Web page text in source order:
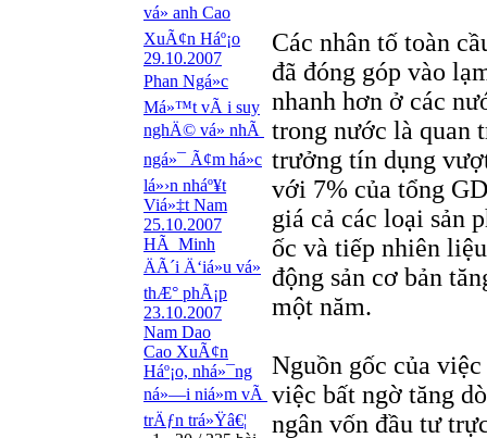
vá» anh Cao
XuÃ¢n Háº¡o
29.10.2007
Phan Ngá»c
Má»™t vÃ i suy
nghÄ© vá» nhÃ
ngá»¯ Ã¢m há»c
lá»›n nháº¥t
Viá»‡t Nam
25.10.2007
HÃ Minh
ÄÃ´i Ä‘iá»u vá»
thÆ° phÃ¡p
23.10.2007
Nam Dao
Cao XuÃ¢n
Háº¡o, nhá»¯ng
ná»—i niá»m vÃ
trÄƒn trá»Ÿâ€¦
Các nhân tố toàn
đã đóng góp vào
nhanh hơn ở các
trong nước là quan
trưởng tín dụng
với 7% của tổng
giá cả các loại sản
ốc và tiếp nhiên
động sản cơ bản
một năm.
Nguồn gốc của
việc bất ngờ tăng
ngân vốn đầu tư